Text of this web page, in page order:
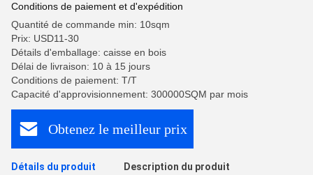
Conditions de paiement et d'expédition
Quantité de commande min: 10sqm
Prix: USD11-30
Détails d'emballage: caisse en bois
Délai de livraison: 10 à 15 jours
Conditions de paiement: T/T
Capacité d'approvisionnement: 300000SQM par mois
Obtenez le meilleur prix
Détails du produit Description du produit